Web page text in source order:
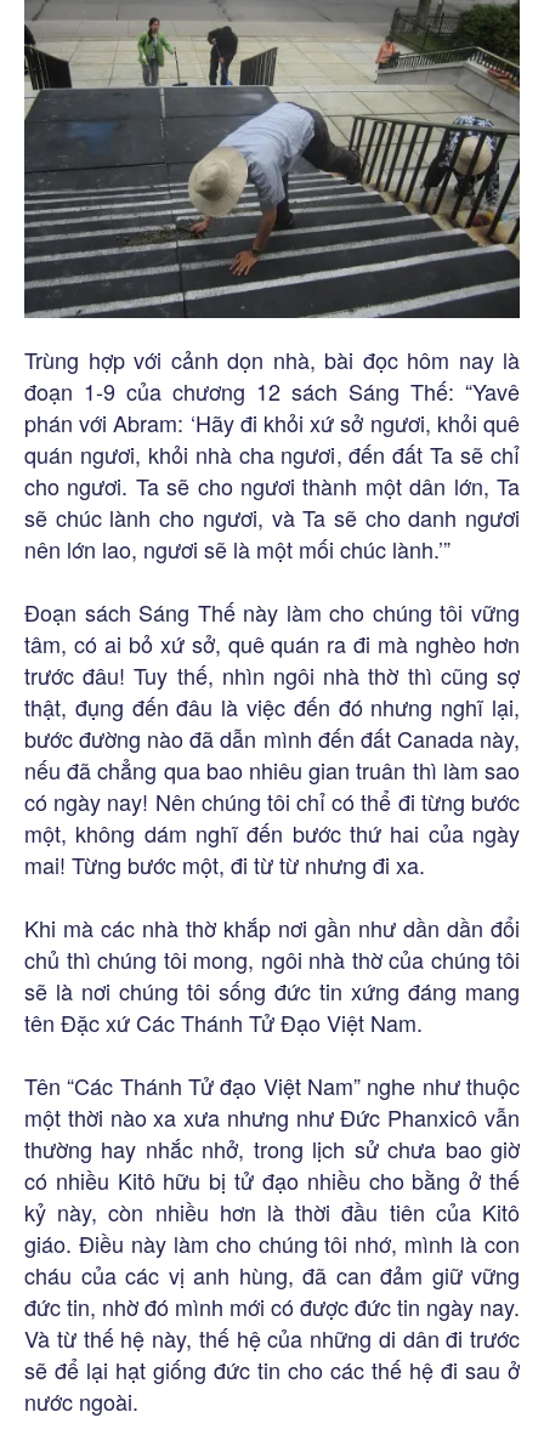
Trùng hợp với cảnh dọn nhà, bài đọc hôm nay là
đoạn 1-9 của chương 12 sách Sáng Thế: “Yavê
phán với Abram: ‘Hãy đi khỏi xứ sở ngươi, khỏi quê
quán ngươi, khỏi nhà cha ngươi, đến đất Ta sẽ chỉ
cho ngươi. Ta sẽ cho ngươi thành một dân lớn, Ta
sẽ chúc lành cho ngươi, và Ta sẽ cho danh ngươi
nên lớn lao, ngươi sẽ là một mối chúc lành.’”
Đoạn sách Sáng Thế này làm cho chúng tôi vững
tâm, có ai bỏ xứ sở, quê quán ra đi mà nghèo hơn
trước đâu! Tuy thế, nhìn ngôi nhà thờ thì cũng sợ
thật, đụng đến đâu là việc đến đó nhưng nghĩ lại,
bước đường nào đã dẫn mình đến đất Canada này,
nếu đã chẳng qua bao nhiêu gian truân thì làm sao
có ngày nay! Nên chúng tôi chỉ có thể đi từng bước
một, không dám nghĩ đến bước thứ hai của ngày
mai! Từng bước một, đi từ từ nhưng đi xa.
Khi mà các nhà thờ khắp nơi gần như dần dần đổi
chủ thì chúng tôi mong, ngôi nhà thờ của chúng tôi
sẽ là nơi chúng tôi sống đức tin xứng đáng mang
tên Đặc xứ Các Thánh Tử Đạo Việt Nam.
Tên “Các Thánh Tử đạo Việt Nam” nghe như thuộc
một thời nào xa xưa nhưng như Đức Phanxicô vẫn
thường hay nhắc nhở, trong lịch sử chưa bao giờ
có nhiều Kitô hữu bị tử đạo nhiều cho bằng ở thế
kỷ này, còn nhiều hơn là thời đầu tiên của Kitô
giáo. Điều này làm cho chúng tôi nhớ, mình là con
cháu của các vị anh hùng, đã can đảm giữ vững
đức tin, nhờ đó mình mới có được đức tin ngày nay.
Và từ thế hệ này, thế hệ của những di dân đi trước
sẽ để lại hạt giống đức tin cho các thế hệ đi sau ở
nước ngoài.